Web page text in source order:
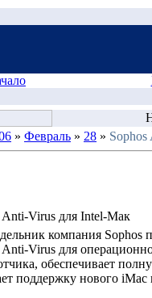
» Февраль » 28 »
Anti-Virus для Intel-Мак
компания Sophos
Anti-Virus для
обеспечивает
поддержку нового